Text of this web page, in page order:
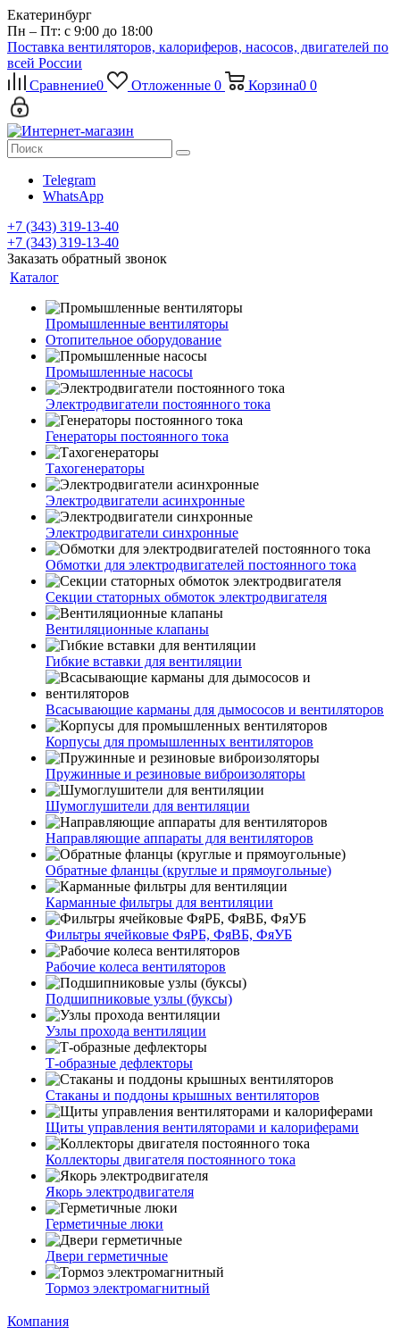
Екатеринбург
Пн – Пт: с 9:00 до 18:00
Поставка вентиляторов, калориферов, насосов, двигателей по
всей России
Сравнение0 Отложенные 0 Корзина0 0
Telegram
WhatsApp
+7 (343) 319-13-40
+7 (343) 319-13-40
Заказать обратный звонок
Каталог
Промышленные вентиляторы
Отопительное оборудование
Промышленные насосы
Электродвигатели постоянного тока
Генераторы постоянного тока
Тахогенераторы
Электродвигатели асинхронные
Электродвигатели синхронные
Обмотки для электродвигателей постоянного тока
Секции статорных обмоток электродвигателя
Вентиляционные клапаны
Гибкие вставки для вентиляции
Всасывающие карманы для дымососов и вентиляторов
Корпусы для промышленных вентиляторов
Пружинные и резиновые виброизоляторы
Шумоглушители для вентиляции
Направляющие аппараты для вентиляторов
Обратные фланцы (круглые и прямоугольные)
Карманные фильтры для вентиляции
Фильтры ячейковые ФяРБ, ФяВБ, ФяУБ
Рабочие колеса вентиляторов
Подшипниковые узлы (буксы)
Узлы прохода вентиляции
Т-образные дефлекторы
Стаканы и поддоны крышных вентиляторов
Щиты управления вентиляторами и калориферами
Коллекторы двигателя постоянного тока
Якорь электродвигателя
Герметичные люки
Двери герметичные
Тормоз электромагнитный
Компания